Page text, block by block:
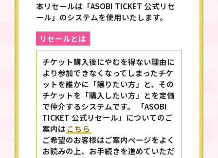
本リセールは「ASOBI TICKET 公式リセ
ール」のシステムを使用いたします。
リセールとは
チケット購入後にやむを得ない理由に
より参加できなくなってしまったチケ
ットを誰かに「譲りたい方」と、その
チケットを「購入したい方」とを定価
で仲介するシステムです。 「ASOBI
TICKET 公式リセール」についてのご
案内は こちら
ご希望のお客様はご案内ページをよく
お読みの上、お手続きを進めていただ